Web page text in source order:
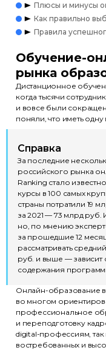
Плюсы и минусы
Как правильно
Правила
Обучение-
рынка
Дистанционное
когда тысячи
и вовсе были
поняли, что иметь
Справка
За последние
российского рынка
Ranking стало
курсы в 100 самых
страны потратили 19
за 2021 — 73 млрд руб.
но, по мнению
за прошедшие 12
рассматривать
руб. и выше — зависит
содержания
Онлайн-образование в
во многом
профессиональное
и переподготовку
digital-профессиям, так
востребованных и